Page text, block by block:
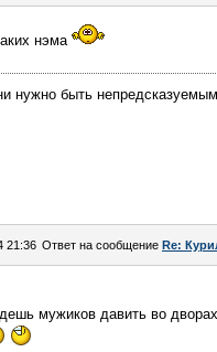
нэма
нужно быть
21:36 Ответ на сообщение Re:
мужиков давить во